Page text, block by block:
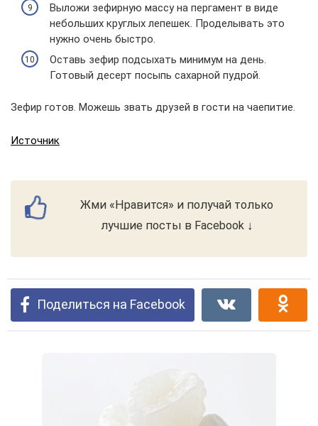
Выложи зефирную массу на пергамент в виде
небольших круглых лепешек. Проделывать это
нужно очень быстро.
Оставь зефир подсыхать минимум на день.
Готовый десерт посыпь сахарной пудрой.
Зефир готов. Можешь звать друзей в гости на чаепитие.
Источник
Жми «Нравится» и получай только
лучшие посты в Facebook ↓
Поделиться на Facebook